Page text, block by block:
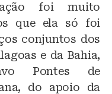
foi muito
que ela só foi
conjuntos dos
e da Bahia,
Pontes de
do apoio da